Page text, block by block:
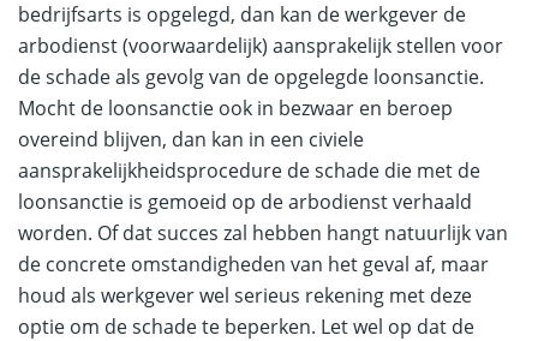
bedrijfsarts is opgelegd, dan kan de werkgever de
arbodienst (voorwaardelijk) aansprakelijk stellen voor
de schade als gevolg van de opgelegde loonsanctie.
Mocht de loonsanctie ook in bezwaar en beroep
overeind blijven, dan kan in een civiele
aansprakelijkheidsprocedure de schade die met de
loonsanctie is gemoeid op de arbodienst verhaald
worden. Of dat succes zal hebben hangt natuurlijk van
de concrete omstandigheden van het geval af, maar
houd als werkgever wel serieus rekening met deze
optie om de schade te beperken. Let wel op dat de